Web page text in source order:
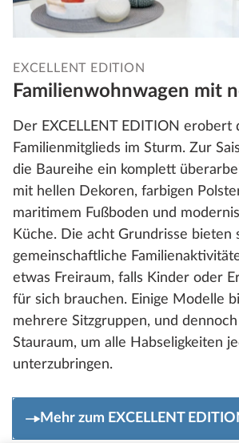
EXCELLENT EDITION
Familienwohnwagen mit
Der EXCELLENT EDITION erobert
Familienmitglieds im Sturm. Zur
die Baureihe ein komplett
mit hellen Dekoren, farbigen
maritimem Fußboden und
Küche. Die acht Grundrisse bieten
gemeinschaftliche
etwas Freiraum, falls Kinder oder
für sich brauchen. Einige Modelle
mehrere Sitzgruppen, und
Stauraum, um alle Habseligkeiten
unterzubringen.
Mehr zum EXCELLENT